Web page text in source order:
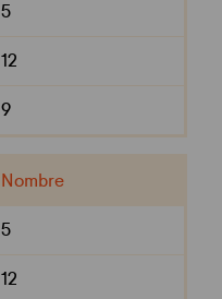
5
12
9
Nombre
5
12